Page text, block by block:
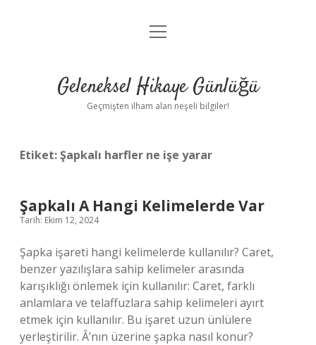
Anasayfa
Yasal Uyarı
menüyü
Geleneksel Hikaye Günlüğü
Geçmişten ilham alan neşeli bilgiler!
Etiket:Şapkalı harfler ne işe yarar
Şapkalı A Hangi Kelimelerde Var
Tarih: Ekim 12, 2024
Şapka işareti hangi kelimelerde kullanılır? Caret,
benzer yazılışlara sahip kelimeler arasında
karışıklığı önlemek için kullanılır: Caret, farklı
anlamlara ve telaffuzlara sahip kelimeleri ayırt
etmek için kullanılır. Bu işaret uzun ünlülere
yerleştirilir. Â’nın üzerine şapka nasıl konur?